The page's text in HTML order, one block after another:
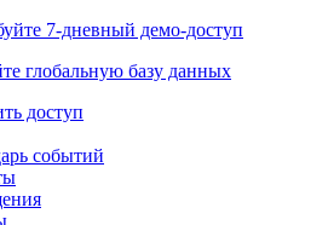
7-дневный демо-доступ
глобальную базу данных
доступ
событий